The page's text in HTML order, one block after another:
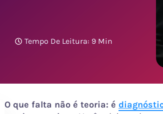
Tempo De Leitura: 9 Min
O que falta não é teoria: é